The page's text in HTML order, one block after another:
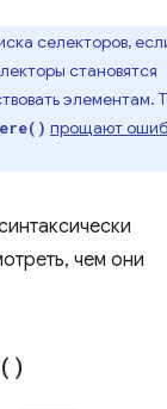
селекторов,
становятся
элементам.
прощают
чем они
)